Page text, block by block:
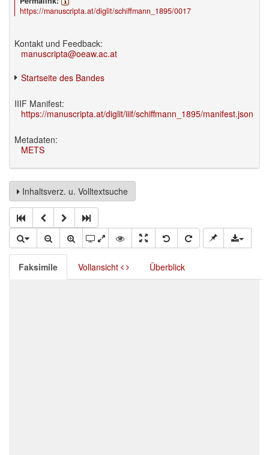
https://manuscripta.at/diglit/schiffmann_1895/0017
Kontakt und Feedback:
manuscripta@oeaw.ac.at
Startseite des Bandes
IIIF Manifest:
https://manuscripta.at/diglit/iiif/schiffmann_1895/manifest.json
Metadaten:
METS
Inhaltsverz. u. Volltextsuche
Faksimile Vollansicht Überblick